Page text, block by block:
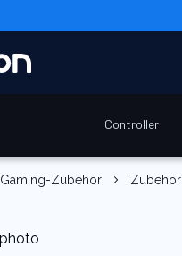
Controller
Gaming-Zubehör Zubehör